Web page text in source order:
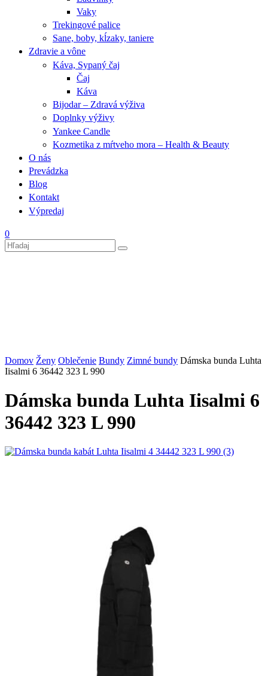
Vaky
Trekingové palice
Sane, boby, kĺzaky, taniere
Zdravie a vône
Káva, Sypaný čaj
Čaj
Káva
Bijodar – Zdravá výživa
Doplnky výživy
Yankee Candle
Kozmetika z mŕtveho mora – Health & Beauty
O nás
Prevádzka
Blog
Kontakt
Výpredaj
0
Domov Ženy Oblečenie Bundy Zimné bundy Dámska bunda Luhta
Iisalmi 6 36442 323 L 990
Dámska bunda Luhta Iisalmi 6
36442 323 L 990